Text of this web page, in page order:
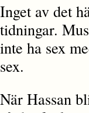
Inget av det
tidningar.
inte ha sex
sex.
När Hassan